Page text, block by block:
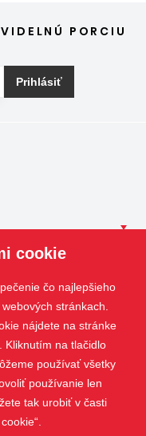
zároveň nijako neruší
len minimálnu
môžete zvoliť
obmedziť
PORCIU
Prihlásiť
cookie
čo najlepšieho
stránkach.
nájdete na stránke
Kliknutím na tlačidlo
používať všetky
používanie len
tak urobiť v časti